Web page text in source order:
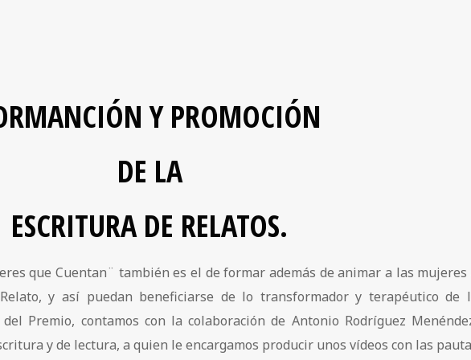
Y PROMOCIÓN
DE LA
ESCRITURA DE RELATOS.
que Cuentan¨ también es el de formar además de animar a las mujeres
y así puedan beneficiarse de lo transformador y terapéutico de
Premio, contamos con la colaboración de Antonio Rodríguez
y de lectura, a quien le encargamos producir unos vídeos con las